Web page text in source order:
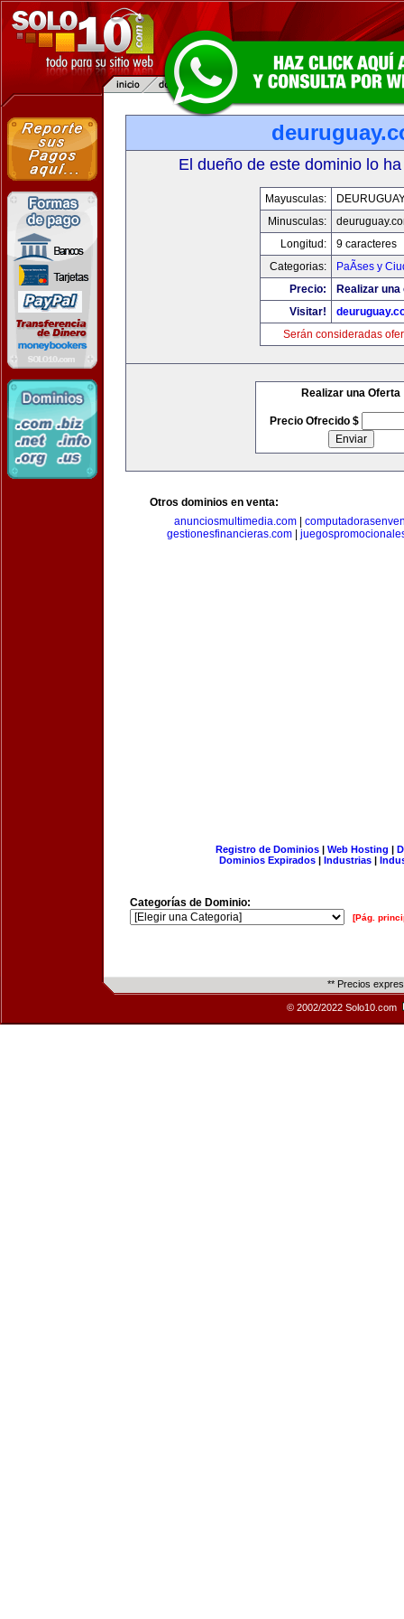
El dueño de este dominio lo
Mayusculas:
Minusculas:
Longitud:
9 caracteres
Categorias:
PaÃ­ses y
Precio:
Realizar
Visitar!
Serán consideradas
Realizar una Oferta
Precio Ofrecido $
Otros dominios en venta:
anunciosmultimedia.com
gestionesfinancieras.com
Registro de Dominios| Web Hosting |
Dominios Expirados | Industrias |
Categorías de Dominio:
[Pág.
** Precios
© 2002/2022 Solo10.com